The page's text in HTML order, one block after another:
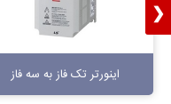
اینورتر تک فاز به سه فاز
❮